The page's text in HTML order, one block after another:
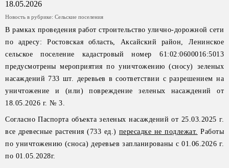
18.05.2026
Новость в рубрике: Сельские поселения
В рамках проведения работ строительство улично-дорожной сети
по адресу: Ростовская область, Аксайский район, Ленинское
сельское поселение кадастровый номер 61:02:0600016:5013
предусмотрены мероприятия по уничтожению (сносу) зеленых
насаждений 733 шт. деревьев в соответствии с разрешением на
уничтожение и (или) повреждение зеленых насаждений от
18.05.2026 г. № 3.
Согласно Паспорта объекта зеленых насаждений от 25.03.2025 г.
все древесные растения (733 ед.) пересадке не подлежат. Работы
по уничтожению (сноса) деревьев запланированы с 01.06.2026 г.
по 01.05.2028г.